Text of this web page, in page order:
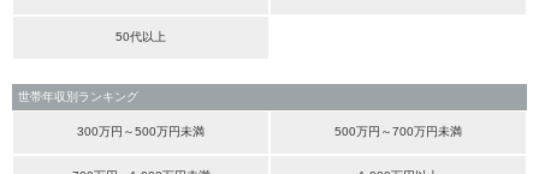
50代以上
世帯年収別ランキング
300万円～500万円未満 500万円～700万円未満